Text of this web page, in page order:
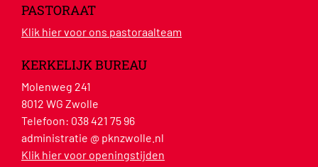
PASTORAAT
Klik hier voor ons pastoraalteam
KERKELIJK BUREAU
Molenweg 241
8012 WG Zwolle
Telefoon: 038 421 75 96
administratie @ pknzwolle.nl
Klik hier voor openingstijden